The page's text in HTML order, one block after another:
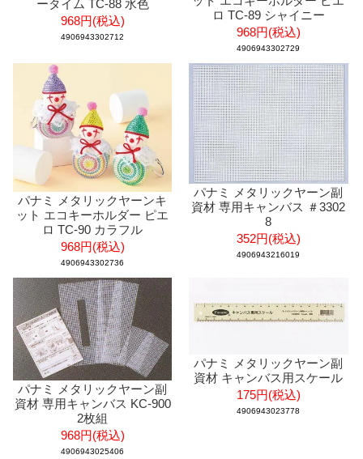
ータイム TC-88 水色
968円(税込)
4906943302712
ロ TC-89 シャイニー
968円(税込)
4906943302729
パナミ メタリックヤーンキ
ット エコキーホルダー ピエ
ロ TC-90 カラフル
968円(税込)
4906943302736
パナミ メタリックヤーン副
資材 専用キャンバス ＃3302
8
352円(税込)
4906943216019
パナミ メタリックヤーン副
資材 専用キャンバス KC-900
2枚組
968円(税込)
4906943025406
パナミ メタリックヤーン副
資材 キャンバス用スケール
175円(税込)
4906943023778